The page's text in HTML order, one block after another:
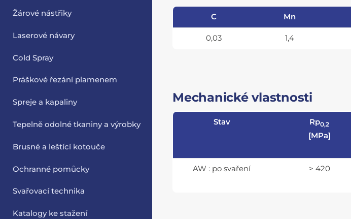
Žárové nástřiky
Laserové návary
Cold Spray
Práškové řezání plamenem
Spreje a kapaliny
Tepelně odolné tkaniny a výrobky
Brusné a leštící kotouče
Ochranné pomůcky
Svařovací technika
Katalogy ke stažení
C Mn
0,03 1,4
Mechanické vlastnosti
Stav Rp0,2
[MPa]
AW : po svaření > 420